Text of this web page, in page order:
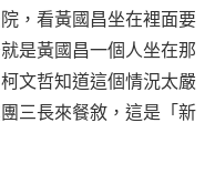
，看黃國昌坐在裡面要
是黃國昌一個人坐在那
文哲知道這個情況太嚴
三長來餐敘，這是「新